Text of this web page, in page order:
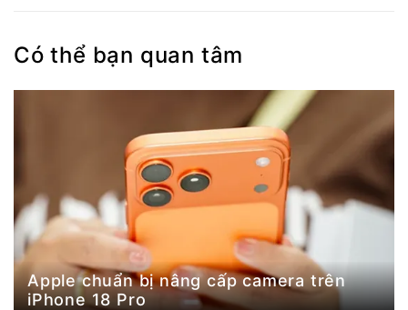
Có thể bạn quan tâm
Apple chuẩn bị nâng cấp camera trên
iPhone 18 Pro